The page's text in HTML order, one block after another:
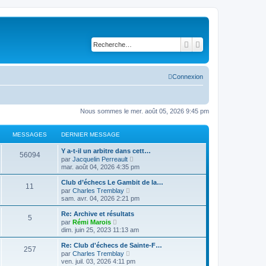
Rechercher
Connexion
Nous sommes le mer. août 05, 2026 9:45 pm
MESSAGES DERNIER MESSAGE
56094
Y a-t-il un arbitre dans cett…
par Jacquelin Perreault
o
i
r
l
d
e
r
i
e
r
m
s
mar. août 04, 2026 4:35 pm
11
Club d’échecs Le Gambit de la…
par Charles Tremblay
o
l
d
e
r
i
sam. avr. 04, 2026 2:21 pm
5
Re: Archive et résultats
par Rémi Marois
o
i
l
e
d
dim. juin 25, 2023 11:13 am
257
Re: Club d'échecs de Sainte-F…
par Charles Tremblay
o
ven. juil. 03, 2026 4:11 pm